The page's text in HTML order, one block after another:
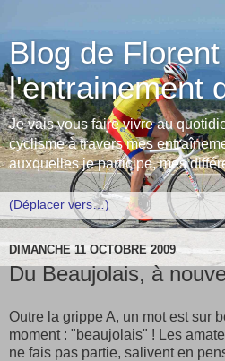
Blog de
l'entrainement
Je vais vous faire vivre au
cyclisme à travers mes
auxquelles je participe, mes
DIMANCHE 11 OCTOBRE 2009
Du Beaujolais, à
Outre la grippe A, un mot est sur
moment : "beaujolais" ! Les
ne fais pas partie, salivent en